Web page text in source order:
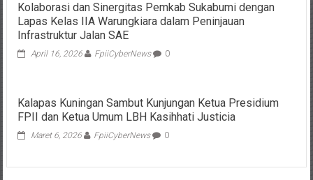
Kolaborasi dan Sinergitas Pemkab Sukabumi dengan
Lapas Kelas IIA Warungkiara dalam Peninjauan
Infrastruktur Jalan SAE
April 16, 2026 FpiiCyberNews 0
Kalapas Kuningan Sambut Kunjungan Ketua Presidium
FPII dan Ketua Umum LBH Kasihhati Justicia
Maret 6, 2026 FpiiCyberNews 0